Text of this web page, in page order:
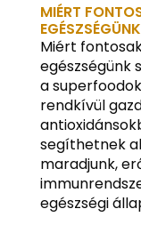
MIÉRT
Miért
egészségünk
a
rendkívül
segíthetnek
maradjunk,
egészségi